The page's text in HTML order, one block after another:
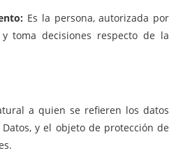
Es la persona, autorizada por
toma decisiones respecto de la
a quien se refieren los datos
y el objeto de protección de